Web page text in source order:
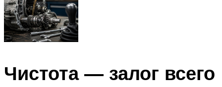
Чистота — залог всего